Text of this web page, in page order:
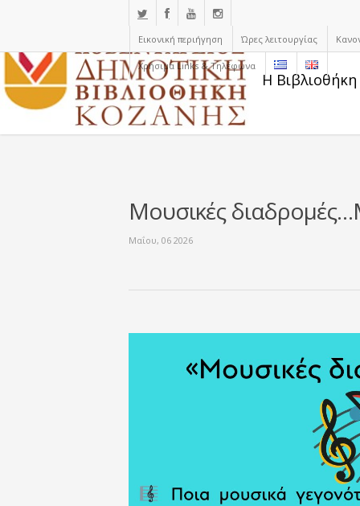
Εικονική περιήγηση Ώρες λειτουργίας
Χρήσιμα Links & Τηλέφωνα
Η
Μουσικές
Μαΐου, 06 2026